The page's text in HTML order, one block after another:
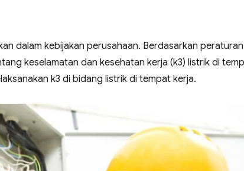
dalam kebijakan perusahaan. Berdasarkan peraturan
keselamatan dan kesehatan kerja (k3) listrik di
k3 di bidang listrik di tempat kerja.